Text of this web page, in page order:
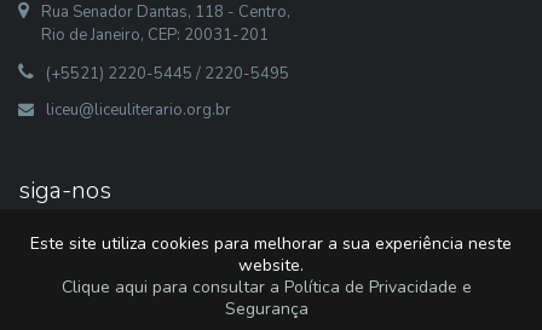
Rua Senador Dantas, 118 - Centro,
Rio de Janeiro, CEP: 20031-201
(+5521) 2220-5445 / 2220-5495
liceu@liceuliterario.org.br
siga-nos
2026 Libware - Tecnologias de Informação e Documentação. Todos os
Este site utiliza cookies para melhorar a sua experiência neste
website.
Clique aqui para consultar a Política de Privacidade e
Segurança